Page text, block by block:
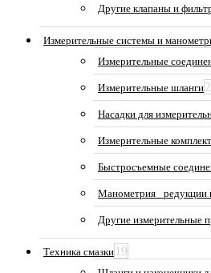
Другие клапаны и
Измерительные системы и
Измерительные
Измерительные шланги2
Насадки для
Измерительные
Быстросъемные
Манометрия_ редукции
Другие измерительные
Техника смазки 19